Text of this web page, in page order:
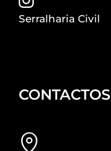
Serralharia Civil
CONTACTOS